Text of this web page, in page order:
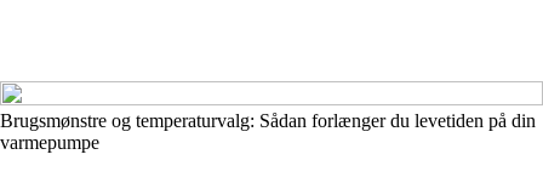
Brugsmønstre og temperaturvalg: Sådan forlænger du levetiden på din
varmepumpe